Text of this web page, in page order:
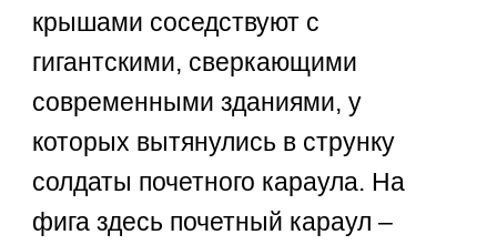
крышами соседствуют с
гигантскими, сверкающими
современными зданиями, у
которых вытянулись в струнку
солдаты почетного караула. На
фига здесь почетный караул –